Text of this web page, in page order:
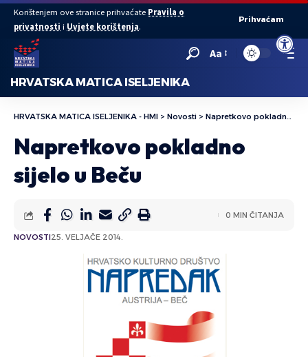
Open
Korištenjem ove stranice prihvaćate Pravila o
privatnosti i Uvjete korištenja.
Prihvaćam
Aa
HRVATSKA MATICA ISELJENIKA
HRVATSKA MATICA ISELJENIKA - HMI > Novosti > Napretkovo pokladno sijelo u Beču
Napretkovo pokladno
sijelo u Beču
NOVOSTI25. VELJAČE 2014.
0 MIN ČITANJA